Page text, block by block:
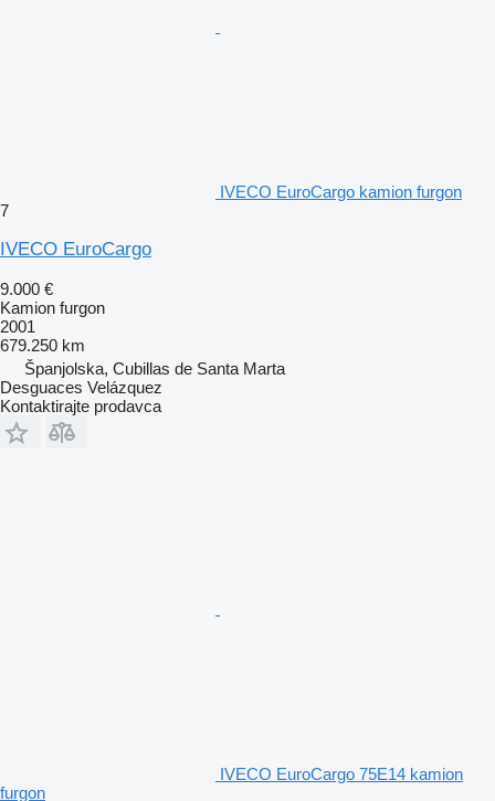
IVECO EuroCargo kamion furgon
7
IVECO EuroCargo
9.000 €
Kamion furgon
2001
679.250 km
Španjolska, Cubillas de Santa Marta
Desguaces Velázquez
Kontaktirajte prodavca
IVECO EuroCargo 75E14 kamion
furgon